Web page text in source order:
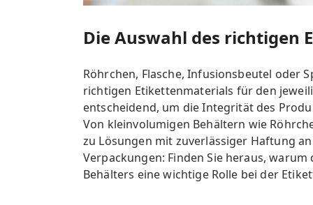
Die Auswahl des richtigen
Röhrchen, Flasche, Infusionsbeutel oder
richtigen Etikettenmaterials für den
entscheidend, um die Integrität des
Von kleinvolumigen Behältern wie
zu Lösungen mit zuverlässiger Haftung
Verpackungen: Finden Sie heraus,
Behälters eine wichtige Rolle bei der